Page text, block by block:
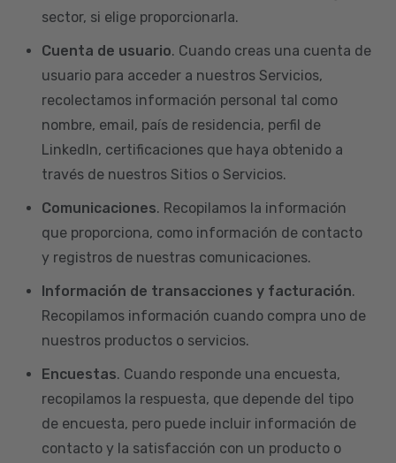
sector, si elige proporcionarla.
Cuenta de usuario. Cuando creas una cuenta de
usuario para acceder a nuestros Servicios,
recolectamos información personal tal como
nombre, email, país de residencia, perfil de
LinkedIn, certificaciones que haya obtenido a
través de nuestros Sitios o Servicios.
Comunicaciones. Recopilamos la información
que proporciona, como información de contacto
y registros de nuestras comunicaciones.
Información de transacciones y facturación.
Recopilamos información cuando compra uno de
nuestros productos o servicios.
Encuestas. Cuando responde una encuesta,
recopilamos la respuesta, que depende del tipo
de encuesta, pero puede incluir información de
contacto y la satisfacción con un producto o